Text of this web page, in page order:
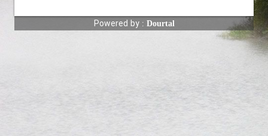
Powered by : Dourtal